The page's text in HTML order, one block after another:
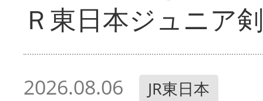
Ｒ東日本ジュニア
2026.08.06 JR東日本